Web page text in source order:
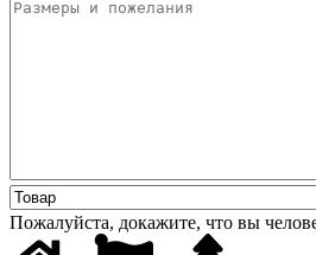
Пожалуйста, докажите, что вы